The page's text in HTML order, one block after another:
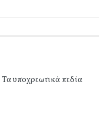
Τα υποχρεωτικά πεδία